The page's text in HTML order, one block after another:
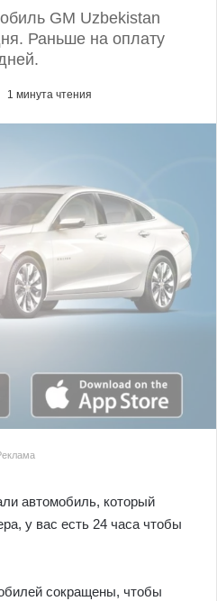
GM Uzbekistan
Раньше на оплату
1 минута чтения
автомобиль, который
у вас есть 24 часа чтобы
сокращены, чтобы